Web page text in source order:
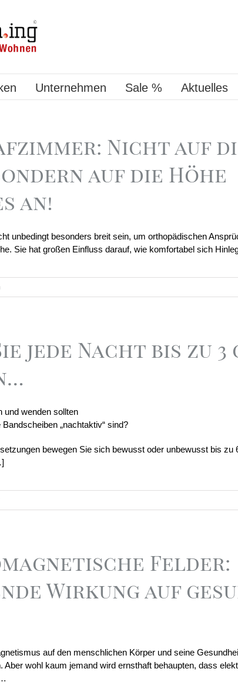
Unternehmen Sale % Aktuelles
Nicht auf
auf die Höhe
an!
unbedingt besonders breit sein, um orthopädischen
Sie hat großen Einfluss darauf, wie komfortabel sich
jede Nacht bis zu 3
wenden sollten
„nachtaktiv“ sind?
bewegen Sie sich bewusst oder unbewusst bis zu
Felder:
Wirkung auf
auf den menschlichen Körper und seine
Aber wohl kaum jemand wird ernsthaft behaupten, dass